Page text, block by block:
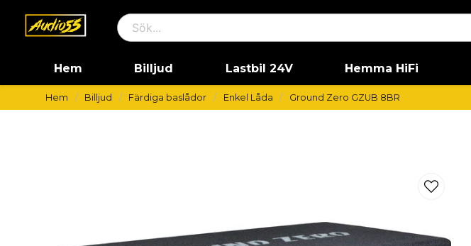
Hem Billjud Lastbil 24V Hemma HiFi
Hem Billjud Färdiga baslådor Enkel Låda Ground Zero GZUB 8BR